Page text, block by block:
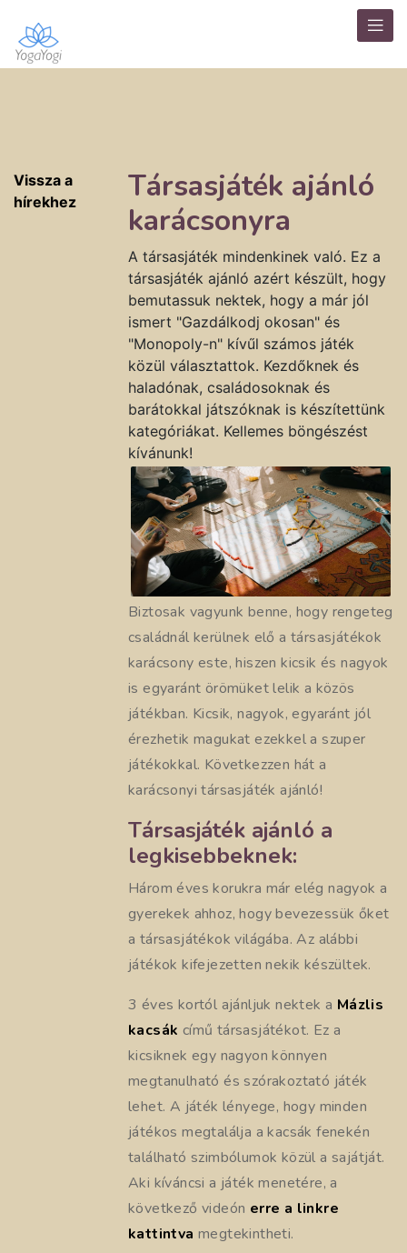
Vissza a
hírekhez
Társasjáték ajánló
karácsonyra
A társasjáték mindenkinek való. Ez a
társasjáték ajánló azért készült, hogy
bemutassuk nektek, hogy a már jól
ismert "Gazdálkodj okosan" és
"Monopoly-n" kívűl számos játék
közül választattok. Kezdőknek és
haladónak, családosoknak és
barátokkal játszóknak is készítettünk
kategóriákat. Kellemes böngészést
kívánunk!
Biztosak vagyunk benne, hogy rengeteg
családnál kerülnek elő a társasjátékok
karácsony este, hiszen kicsik és nagyok
is egyaránt örömüket lelik a közös
játékban. Kicsik, nagyok, egyaránt jól
érezhetik magukat ezekkel a szuper
játékokkal. Következzen hát a
karácsonyi társasjáték ajánló!
Társasjáték ajánló a
legkisebbeknek:
Három éves korukra már elég nagyok a
gyerekek ahhoz, hogy bevezessük őket
a társasjátékok világába. Az alábbi
játékok kifejezetten nekik készültek.
3 éves kortól ajánljuk nektek a Mázlis
kacsák című társasjátékot. Ez a
kicsiknek egy nagyon könnyen
megtanulható és szórakoztató játék
lehet. A játék lényege, hogy minden
játékos megtalálja a kacsák fenekén
található szimbólumok közül a sajátját.
Aki kíváncsi a játék menetére, a
következő videón erre a linkre
kattintva megtekintheti.